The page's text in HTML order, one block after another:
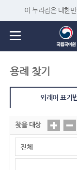
이 누리집은 대한
용례 찾기
외래어 표기
찾을 대상